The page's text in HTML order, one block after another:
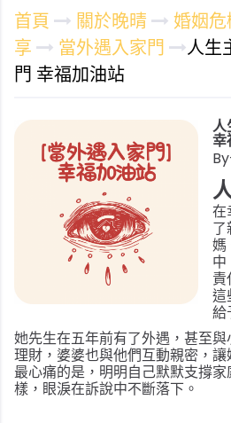
首頁 關於晚晴
婚姻
享
當外遇入家門
人生
門 幸福加油站
人
幸
在
了
媽
中
責
這
給
她先生在五年前有了外遇，甚至
理財，婆婆也與他們互動親密，
最心痛的是，明明自己默默支撐
樣，眼淚在訴說中不斷落下。